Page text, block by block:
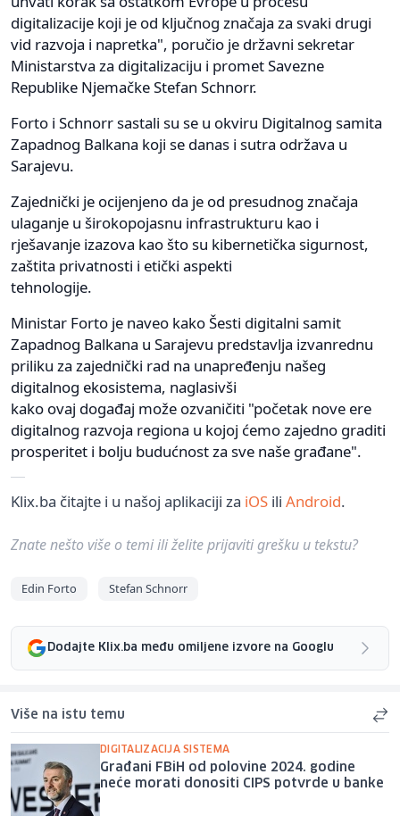
digitalizacije koji je od ključnog značaja za svaki drugi
vid razvoja i napretka", poručio je državni sekretar
Ministarstva za digitalizaciju i promet Savezne
Republike Njemačke Stefan Schnorr.
Forto i Schnorr sastali su se u okviru Digitalnog samita
Zapadnog Balkana koji se danas i sutra održava u
Sarajevu.
Zajednički je ocijenjeno da je od presudnog značaja
ulaganje u širokopojasnu infrastrukturu kao i
rješavanje izazova kao što su kibernetička sigurnost,
zaštita privatnosti i etički aspekti
tehnologije.
Ministar Forto je naveo kako Šesti digitalni samit
Zapadnog Balkana u Sarajevu predstavlja izvanrednu
priliku za zajednički rad na unapređenju našeg
digitalnog ekosistema, naglasivši
kako ovaj događaj može ozvaničiti "početak nove ere
digitalnog razvoja regiona u kojoj ćemo zajedno graditi
prosperitet i bolju budućnost za sve naše građane".
Klix.ba čitajte i u našoj aplikaciji za iOS ili Android.
Znate nešto više o temi ili želite prijaviti grešku u tekstu?
Edin Forto Stefan Schnorr
Dodajte Klix.ba među omiljene izvore na Googlu
Više na istu temu
DIGITALIZACIJA SISTEMA
Građani FBiH od polovine 2024. godine
neće morati donositi CIPS potvrde u banke